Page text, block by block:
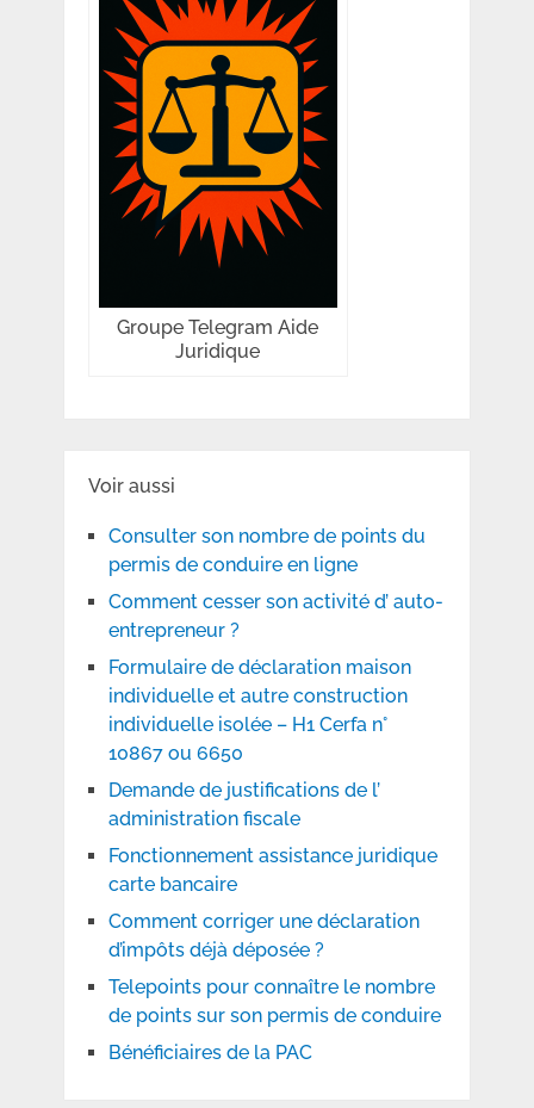
Groupe Telegram Aide
Juridique
Voir aussi
Consulter son nombre de points du
permis de conduire en ligne
Comment cesser son activité d’ auto-
entrepreneur ?
Formulaire de déclaration maison
individuelle et autre construction
individuelle isolée – H1 Cerfa n°
10867 ou 6650
Demande de justifications de l’
administration fiscale
Fonctionnement assistance juridique
carte bancaire
Comment corriger une déclaration
d’impôts déjà déposée ?
Telepoints pour connaître le nombre
de points sur son permis de conduire
Bénéficiaires de la PAC